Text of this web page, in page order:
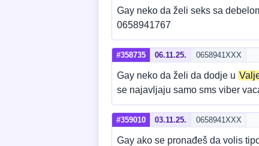
Gay neko da želi seks sa
0658941767
#358735 06.11.25. 0658941XXX
Gay neko da želi da dodje u
se najavljaju samo sms viber
#359010 03.11.25. 0658941XXX
Gay ako se pronađeš da volis